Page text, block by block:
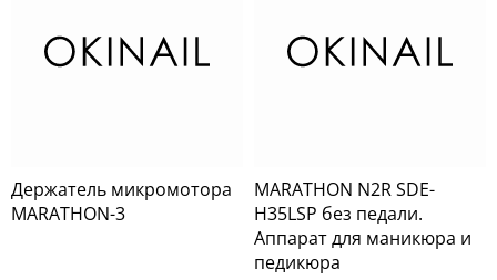
Держатель микромотора
MARATHON-3
MARATHON N2R SDE-
H35LSP без педали.
Аппарат для маникюра и
педикюра